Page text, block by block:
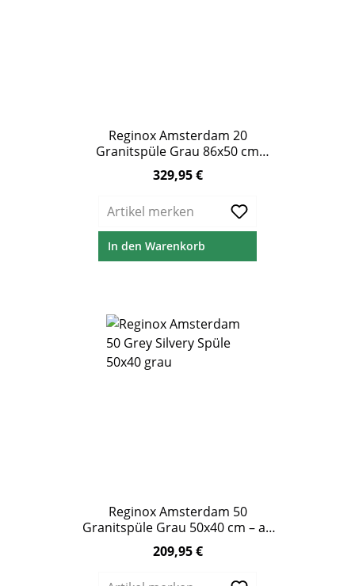
Reginox Amsterdam 20
Granitspüle Grau 86x50 cm
Doppelbecken
Regulärer Preis:
329,95 €
Artikel merken
In den Warenkorb
Reginox Amsterdam 50
Granitspüle Grau 50x40 cm – ab
60 cm Unterschrank
Regulärer Preis:
209,95 €